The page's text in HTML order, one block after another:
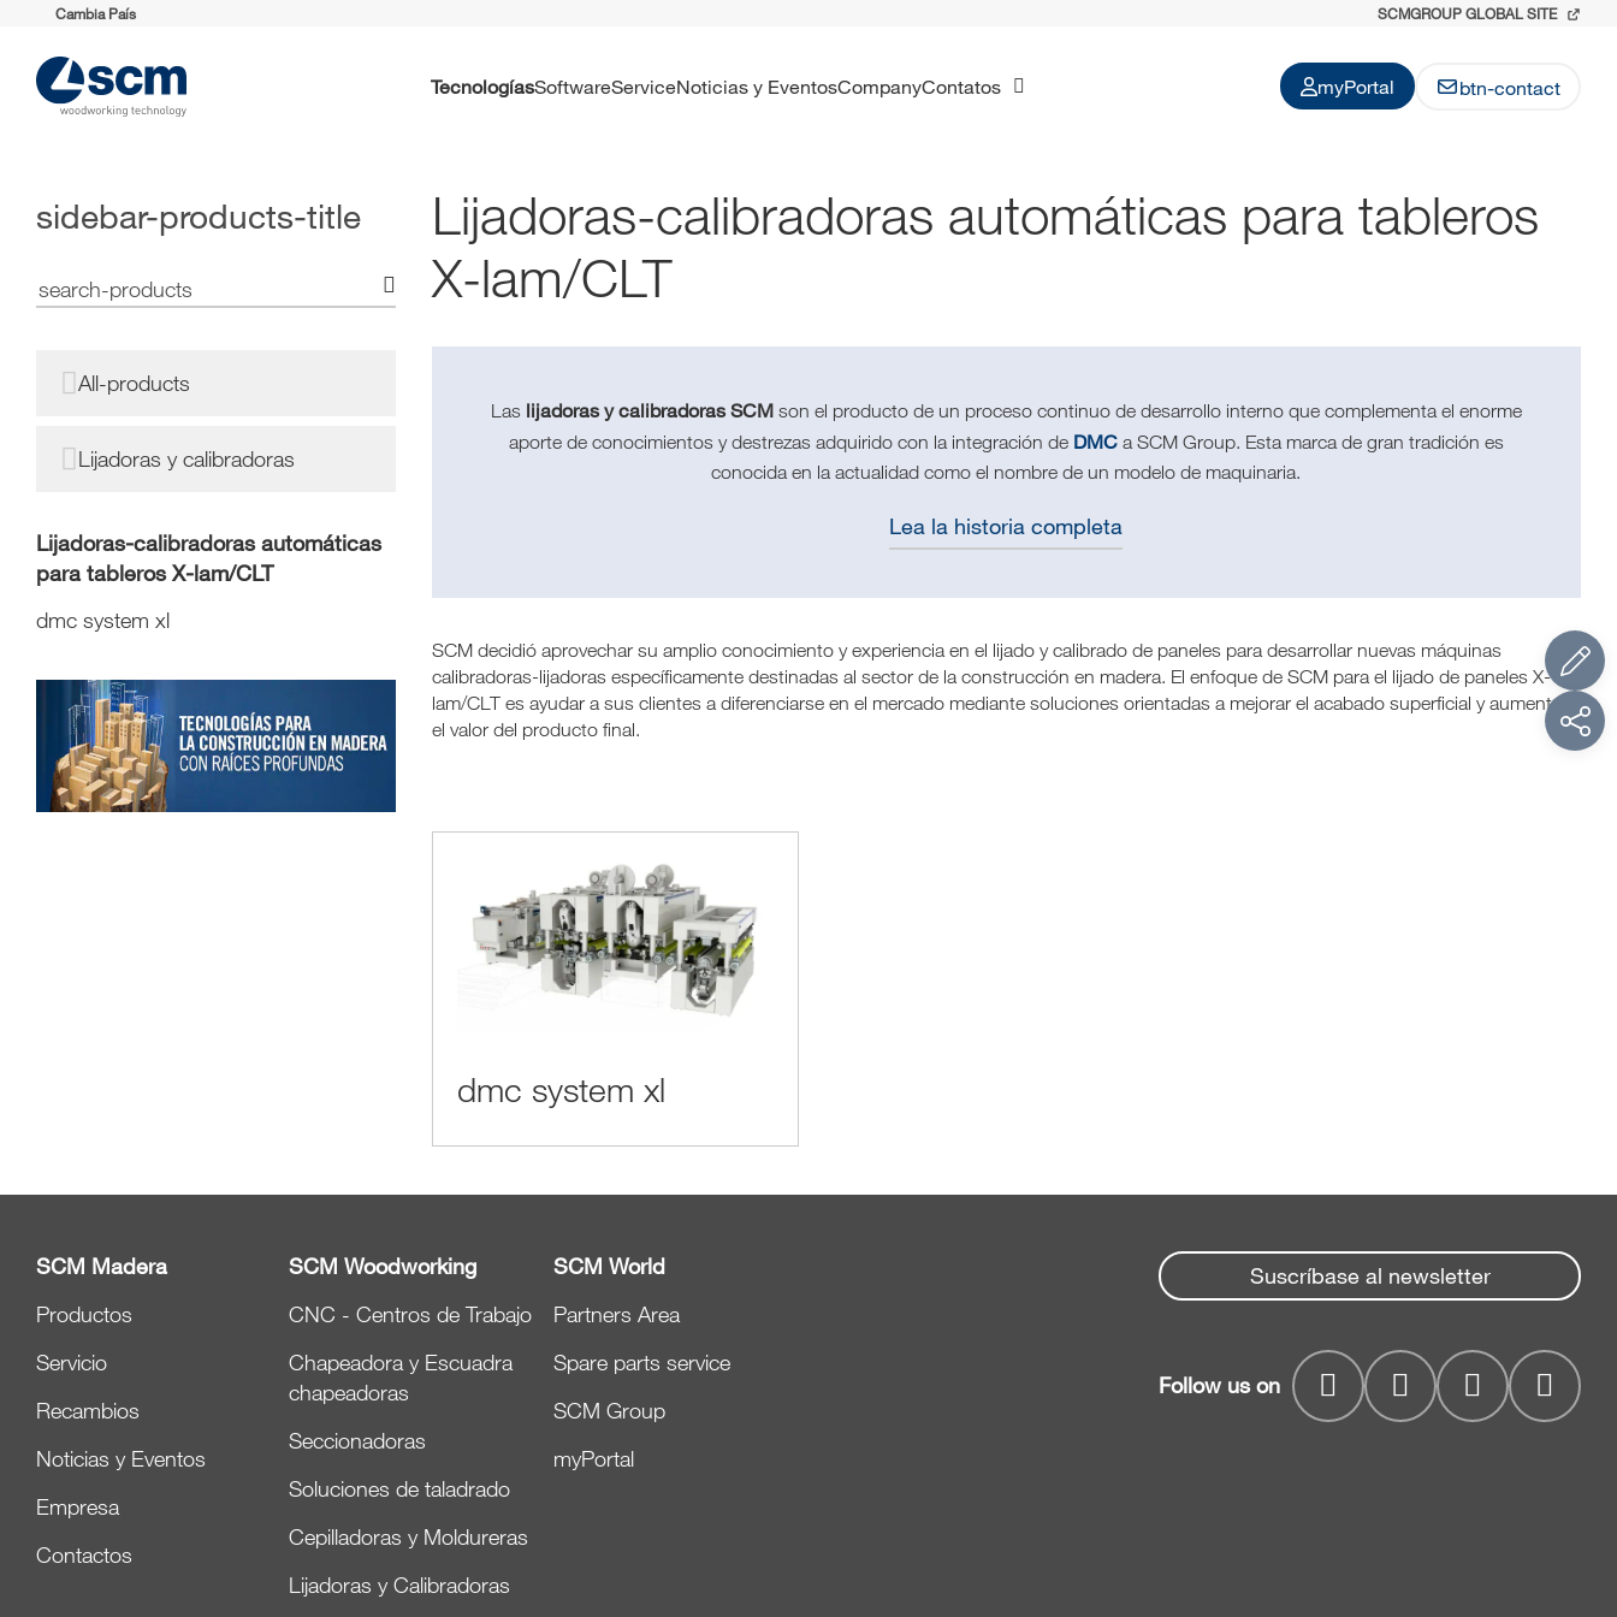
Cambia País SCMGROUP GLOBAL SITE
Tecnologías Software Service Noticias y Eventos Company Contatos myPortal btn-contact
sidebar-products-title
All-products
Lijadoras y calibradoras
Lijadoras-calibradoras automáticas
para tableros X-lam/CLT
dmc system xl
Lijadoras-calibradoras automáticas para tableros
X-lam/CLT
Las lijadoras y calibradoras SCM son el producto de un proceso continuo de desarrollo interno que complementa el enorme
aporte de conocimientos y destrezas adquirido con la integración de DMCa SCM Group. Esta marca de gran tradición es
conocida en la actualidad como el nombre de un modelo de maquinaria.
Lea la historia completa
SCM decidió aprovechar su amplio conocimiento y experiencia en el lijado y calibrado de paneles para desarrollar nuevas máquinas
calibradoras-lijadoras específicamente destinadas al sector de la construcción en madera. El enfoque de SCM para el lijado de paneles X-
lam/CLT es ayudar a sus clientes a diferenciarse en el mercado mediante soluciones orientadas a mejorar el acabado superficial y aumentar
el valor del producto final.
dmc system xl
SCM Madera
Productos
Servicio
Recambios
Noticias y Eventos
Empresa
Contactos
SCM Woodworking
CNC - Centros de Trabajo
Chapeadora y Escuadra
chapeadoras
Seccionadoras
Soluciones de taladrado
Cepilladoras y Moldureras
Lijadoras y Calibradoras
SCM World
Partners Area
Spare parts service
SCM Group
myPortal
Suscríbase al newsletter
Follow us on